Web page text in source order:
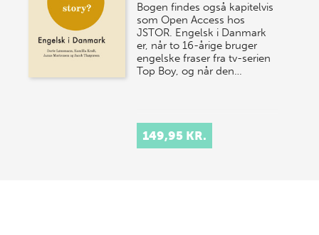
Bogen findes også kapitelvis
som Open Access hos
JSTOR. Engelsk i Danmark
er, når to 16-årige bruger
engelske fraser fra tv-serien
Top Boy, og når den…
149,95 KR.